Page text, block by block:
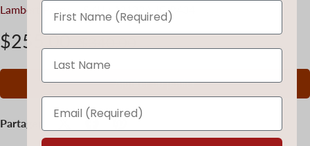
Lambert Perry |SKU : 121224-JE-R434
$255.00
Ajouter au panier
Partager: